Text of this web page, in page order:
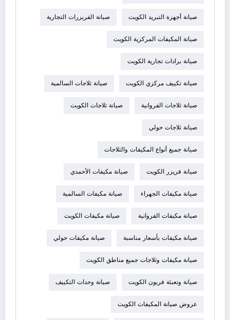
صيانة أجهزة التبريد الكويت صيانة الفريزرات التجارية
صيانة المكيفات المركزية الكويت
صيانة برادات تجارية الكويت
صيانة تكييف مركزي الكويت صيانة ثلاجات السالمية
صيانة ثلاجات الفروانية صيانة ثلاجات الكويت
صيانة ثلاجات حولي
صيانة جميع أنواع المكيفات والثلاجات
صيانة فريزر الكويت صيانة مكيفات الأحمدي
صيانة مكيفات الجهراء صيانة مكيفات السالمية
صيانة مكيفات الفروانية صيانة مكيفات الكويت
صيانة مكيفات بأسعار مناسبة صيانة مكيفات حولي
صيانة مكيفات وثلاجات جميع مناطق الكويت
صيانة وتعبئة فريون الكويت صيانة وحدات التكييف
عروض صيانة المكيفات الكويت